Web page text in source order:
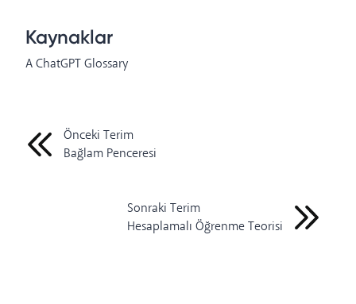
Kaynaklar
A ChatGPT Glossary
Önceki Terim
Bağlam Penceresi
Sonraki Terim
Hesaplamalı Öğrenme Teorisi